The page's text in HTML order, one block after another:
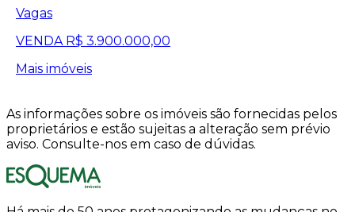
Vagas
VENDA R$ 3.900.000,00
Mais imóveis
As informações sobre os imóveis são fornecidas pelos
proprietários e estão sujeitas a alteração sem prévio
aviso. Consulte-nos em caso de dúvidas.